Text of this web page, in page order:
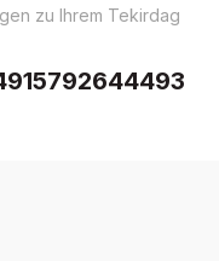
zu Ihrem Tekirdag